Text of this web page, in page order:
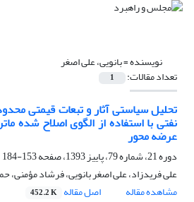
نویسنده =بانویی، علی اصغر
تعداد مقالات: 1
تحلیل سیاستی آثار و تبعات قیمتی
نفتی با استفاده از الگوی اصلاح شده
عرضه محور
دوره 21، شماره 79، پاییز 1393، صفحه
153-184
علی فریدزاد، علی اصغر بانویی، فرشاد مؤمنی،
مشاهده مقاله
اصل مقاله 452.2 K